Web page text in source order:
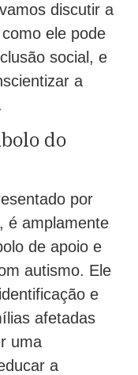
discutir a
ele pode
social, e
a
do
por
é amplamente
de apoio e
autismo. Ele
e
afetadas
uma
a